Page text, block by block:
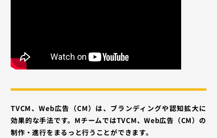
TVCM、Web広告（CM）は、ブランディングや認知拡大に
効果的な手法です。MチームではTVCM、Web広告（CM）の
制作・進行をまるっと行うことができます。